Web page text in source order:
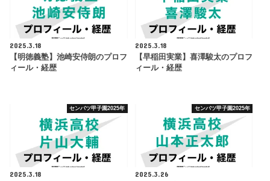
2025.3.18
【明徳義塾】池崎安侍朗のプロフ
ィール・経歴
2025.3.18
【早稲田実業】喜澤駿太のプロフ
ィール・経歴
センバツ甲子園2025年
2025.3.18
センバツ甲子園2025年
2025.3.26